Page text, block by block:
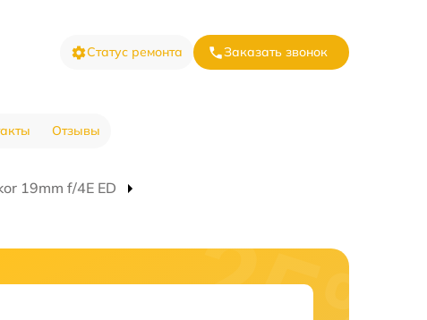
Статус ремонта Заказать звонок
Отзывы
19mm f/4E ED